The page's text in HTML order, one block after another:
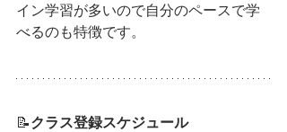
イン学習が多いので自分のペースで学
べるのも特徴です。
📝クラス登録スケジュール